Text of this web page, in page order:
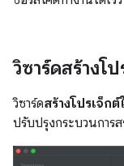
วิซาร์ดสร้างโ
วิซาร์ดสร้างโปรเจ็กต์
ปรับปรุงกระบวนการ